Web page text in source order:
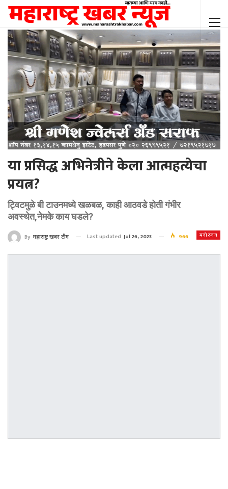
या प्रसिद्ध अभिनेत्रीने केला आत्महत्येचा
प्रयत्न?
ट्विटमुळे बी टाउनमध्ये खळबळ, काही आठवडे होती गंभीर
अवस्थेत,नेमके काय घडले?
मनोरंजन
By महाराष्ट्र खबर टीम Last updated Jul 26, 2023 966